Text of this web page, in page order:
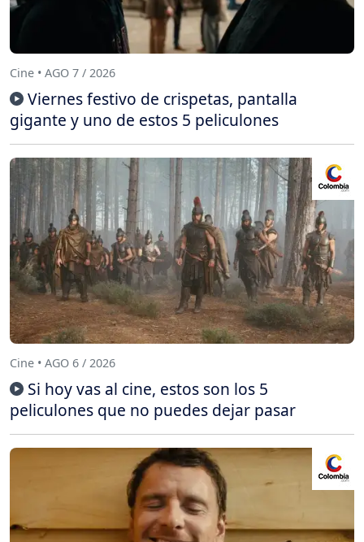
Cine • AGO 7 / 2026
Viernes festivo de crispetas, pantalla
gigante y uno de estos 5 peliculones
Cine • AGO 6 / 2026
Si hoy vas al cine, estos son los 5
peliculones que no puedes dejar pasar